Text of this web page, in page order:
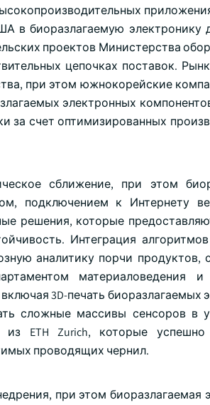
в биоразлагаемую электронику
проектов Министерства
цепочках поставок.
при этом южнокорейские
электронных
за счет оптимизированных
сближение, при этом
подключением к Интернету
решения, которые
Интеграция
аналитику порчи продуктов,
материаловедения
3D-печать биоразлагаемых
сложные массивы сенсоров в
ETH Zurich, которые успешно
проводящих чернил.
при этом биоразлагаемая